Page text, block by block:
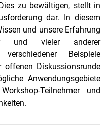
zu bewältigen, stellt in
dar. In diesem
und unsere Erfahrung
und vieler anderer
Beispiele
offenen Diskussionsrunde
Anwendungsgebiete
Teilnehmer und